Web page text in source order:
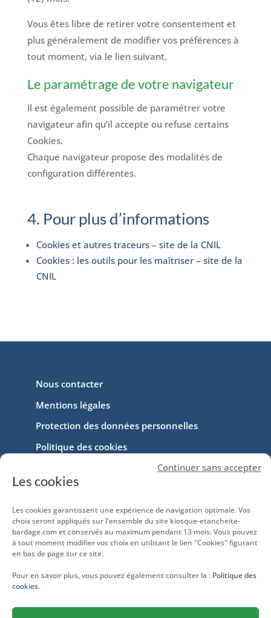
Les cookies
Les cookies garantissent une expérience de navigation optimale. Vos
choix seront appliqués sur l'ensemble du site kiosque-etancheite-
bardage.com et conservés au maximum pendant 13 mois. Vous pouvez
à tout moment modifier vos choix en utilisant le lien "Cookies" figurant
en bas de page sur ce site.
Pour en savoir plus, vous pouvez également consulter la : Politique des
cookies.
Continuer sans accepter
Vous êtes libre de retirer votre consentement et
plus généralement de modifier vos préférences à
tout moment, via le lien suivant.
Le paramétrage de votre navigateur
Il est également possible de paramétrer votre
navigateur afin qu’il accepte ou refuse certains
Cookies.
Chaque navigateur propose des modalités de
configuration différentes.
4. Pour plus d’informations
Cookies et autres traceurs – site de la CNIL
Cookies : les outils pour les maîtriser – site de la
CNIL
Nous contacter
Mentions légales
Protection des données personnelles
Politique des cookies
Comment installer notre application